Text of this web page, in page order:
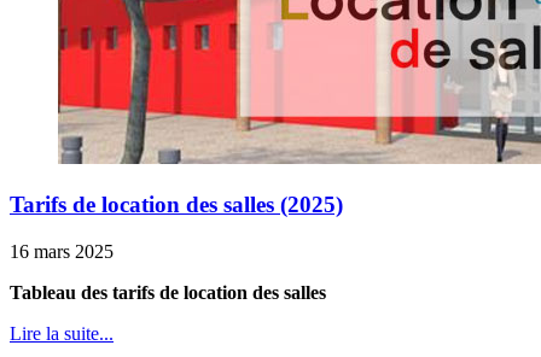
Tarifs de location des salles (2025)
16 mars 2025
Tableau des tarifs de location des salles
Lire la suite...